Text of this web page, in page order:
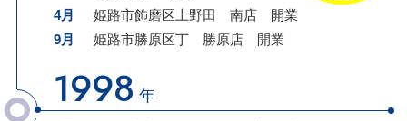
4月
姫路市飾磨区上野田 南店
開業
9月
姫路市勝原区丁 勝原店 開業
1998 年